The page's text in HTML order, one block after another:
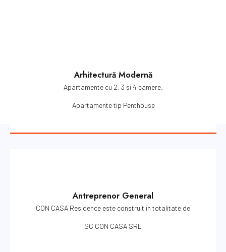
Arhitectură Modernă
Apartamente cu 2, 3 și 4 camere.
Apartamente tip Penthouse
Antreprenor General
CON CASA Residence este construit in totalitate de
SC CON CASA SRL